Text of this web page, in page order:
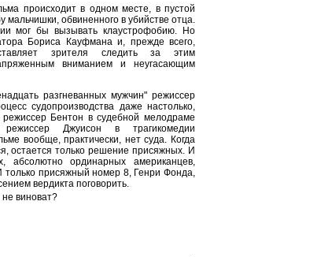
происходит в одном месте, в пустой
обвиненного в убийстве отца.
мог бы вызывать клаустрофобию. Но
Бориса Кауфмана и, прежде всего,
зрителя следить за этим
вниманием и неугасающим
разгневанных мужчин" режиссер
судопроизводства даже настолько,
режиссер Бентон в судебной мелодраме
Джуисон в трагикомедии
вообще, практически, нет суда. Когда
остается только решение присяжных. И
ординарных американцев,
присяжный номер 8, Генри Фонда,
вердикта поговорить.
виноват?